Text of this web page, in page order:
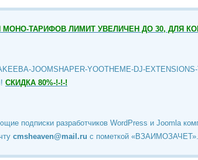
ТАРИФОВ ЛИМИТ УВЕЛИЧЕН ДО 30, ДЛЯ
JOOMSHAPER-YOOTHEME-DJ-
СКИДКА 80%-!-!-!
подписки разработчиков WordPress и Joomla
cmsheaven@mail.ru c пометкой «ВЗАИМОЗАЧЕТ».